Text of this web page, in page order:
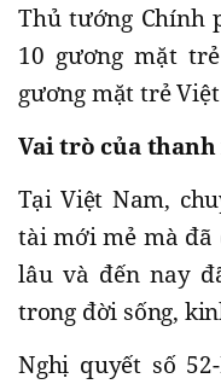
Thủ tướng Chính
10 gương mặt
gương mặt trẻ
Vai trò của
Tại Việt Nam,
tài mới mẻ mà
lâu và đến nay
trong đời sống,
Nghị quyết số